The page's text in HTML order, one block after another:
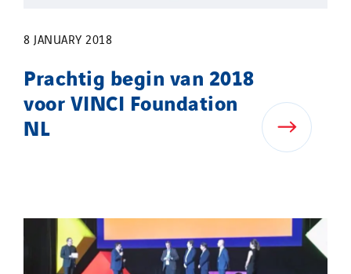
8 JANUARY 2018
Prachtig begin van 2018
voor VINCI Foundation
NL